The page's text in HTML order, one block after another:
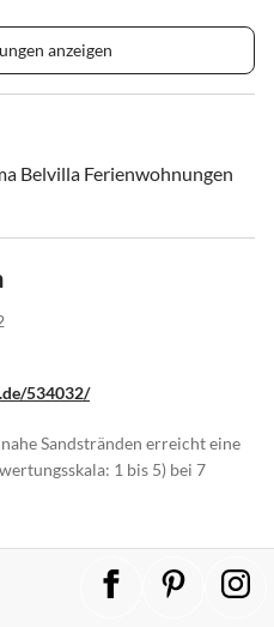
anzeigen
Belvilla Ferienwohnungen
534032/
Sandstränden erreicht eine
1 bis 5) bei 7